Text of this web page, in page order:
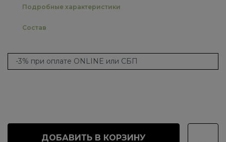
Подробные характеристики
Состав
-3% при оплате ONLINE или СБП
ДОБАВИТЬ В КОРЗИНУ